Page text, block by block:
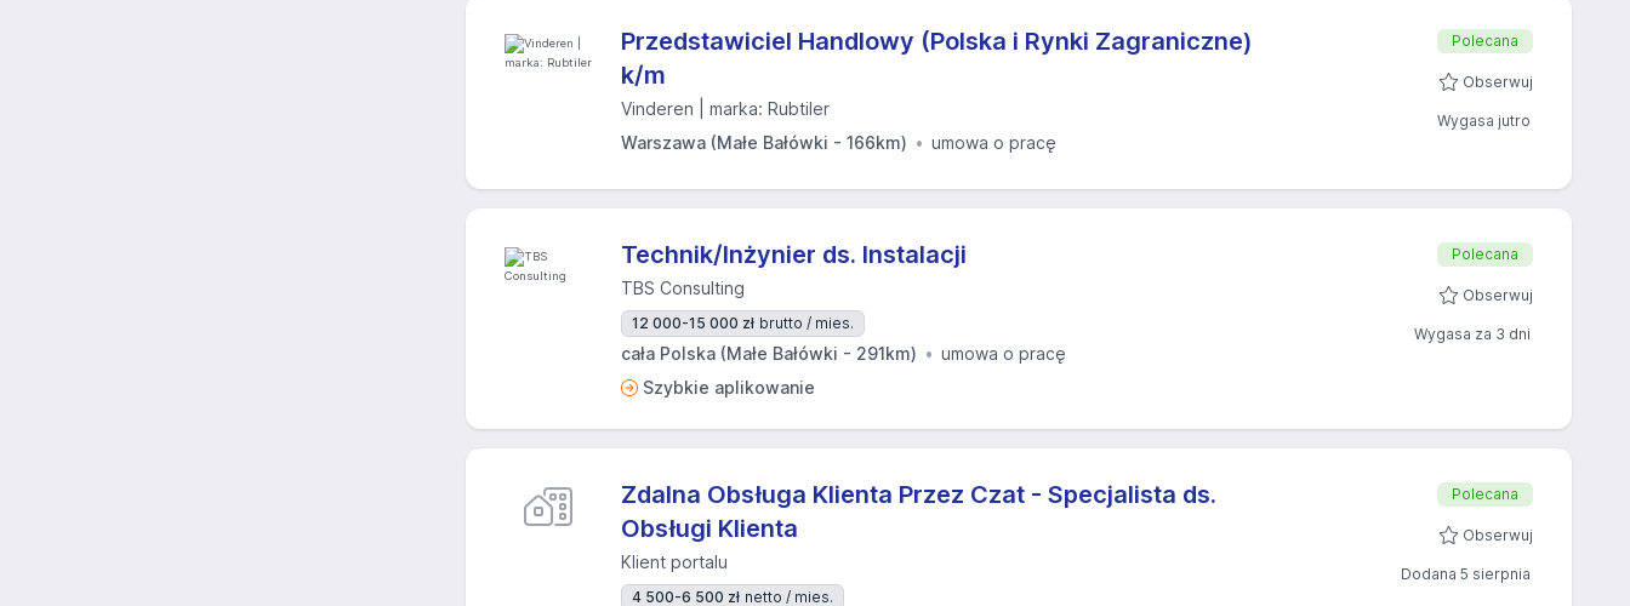
Przedstawiciel Handlowy (Polska i Rynki Zagraniczne)
k/m
Vinderen | marka: Rubtiler
Warszawa (Małe Bałówki - 166km)
umowa o pracę
Polecana
Obserwuj
Wygasa jutro
Technik/Inżynier ds. Instalacji
TBS Consulting
12 000-15 000 zł brutto / mies.
cała Polska (Małe Bałówki - 291km)
umowa o pracę
Szybkie aplikowanie
Polecana
Obserwuj
Wygasa za 3 dni
Zdalna Obsługa Klienta Przez Czat - Specjalista ds.
Obsługi Klienta
Klient portalu
4 500-6 500 zł netto / mies.
Polecana
Obserwuj
Dodana 5 sierpnia